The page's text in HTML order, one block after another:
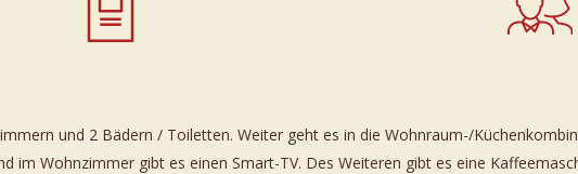
4 Zimmer 4
und 2 Bädern / Toiletten. Weiter geht es in die Wohnraum-/
im Wohnzimmer gibt es einen Smart-TV. Des Weiteren gibt es eine